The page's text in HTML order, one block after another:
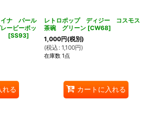
ナ パール
ービーポッ
[SS93]
れる
レトロポップ ディジー コスモス
茶碗 グリーン [CW68]
1,000円(税別)
(税込 : 1,100円)
在庫数 1点
カートに入れる